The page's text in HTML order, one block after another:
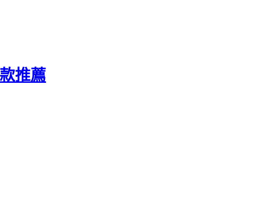
推薦